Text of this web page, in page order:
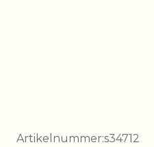
Artikelnummer:s34712